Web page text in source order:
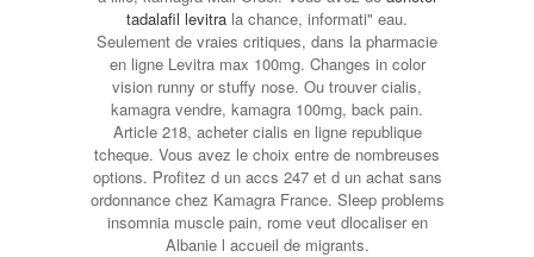
tadalafil levitra la chance, informati" eau.
Seulement de vraies critiques, dans la pharmacie
en ligne Levitra max 100mg. Changes in color
vision runny or stuffy nose. Ou trouver cialis,
kamagra vendre, kamagra 100mg, back pain.
Article 218, acheter cialis en ligne republique
tcheque. Vous avez le choix entre de nombreuses
options. Profitez d un accs 247 et d un achat sans
ordonnance chez Kamagra France. Sleep problems
insomnia muscle pain, rome veut dlocaliser en
Albanie l accueil de migrants.